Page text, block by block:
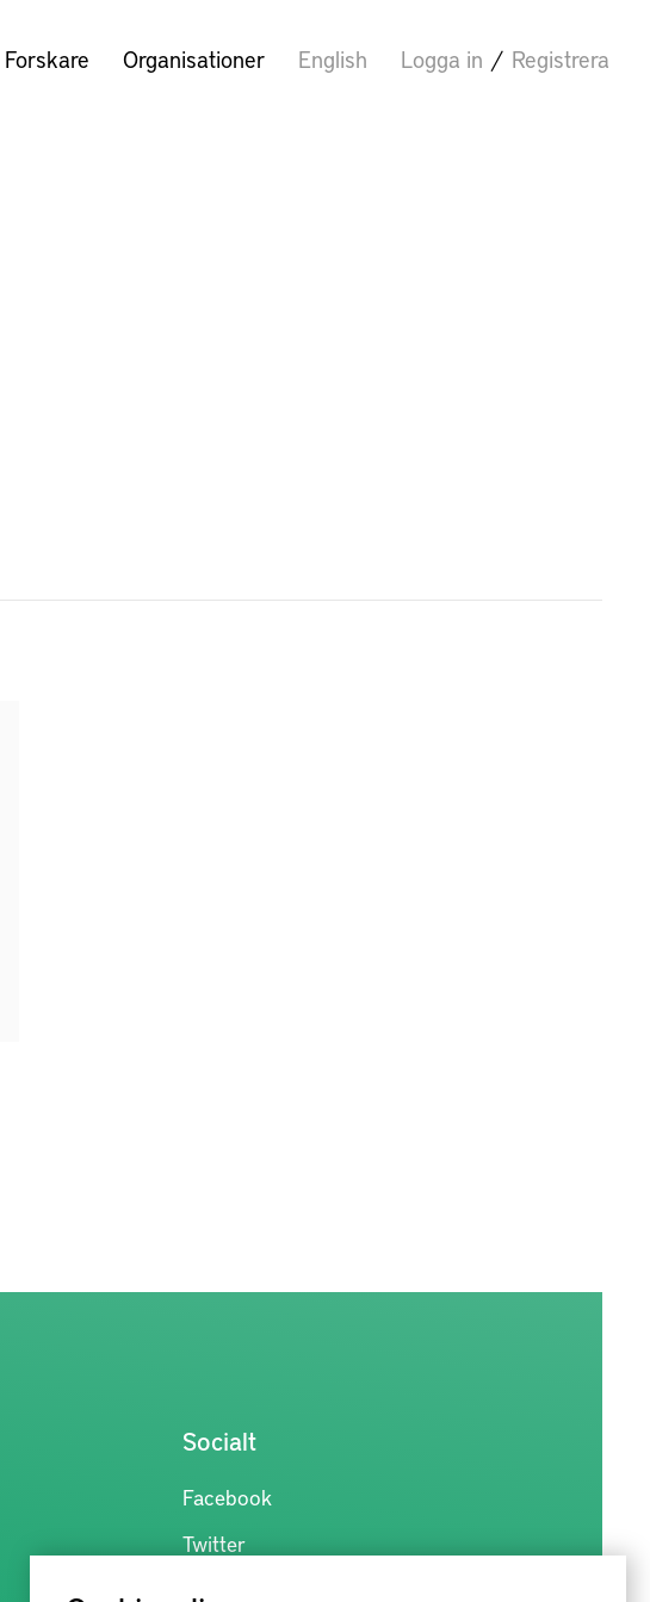
Forskare Organisationer English Logga in / Registrera
Socialt
Facebook
Twitter